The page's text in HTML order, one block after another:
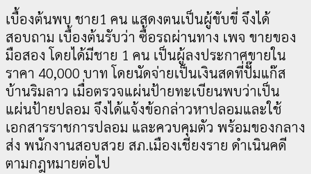
เบื้องต้นพบ ชาย1 คน แสดงตนเป็นผู้ขับขี่ จึงได้
สอบถาม เบื้องต้นรับว่า ซื้อรถผ่านทาง เพจ ขายของ
มือสอง โดยได้มีชาย 1 คน เป็นผู้ลงประกาศขายใน
ราคา 40,000 บาท โดยนัดจ่ายเป็นเงินสดที่ปั๊มแก๊ส
บ้านริมลาว เมื่อตรวจแผ่นป้ายทะเบียนพบว่าเป็น
แผ่นป้ายปลอม จึงได้แจ้งข้อกล่าวหาปลอมและใช้
เอกสารราชการปลอม และควบคุมตัว พร้อมของกลาง
ส่ง พนักงานสอบสวย สภ.เมืองเชียงราย ดำเนินคดี
ตามกฎหมายต่อไป